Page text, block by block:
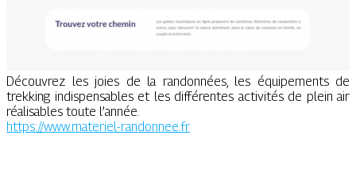
Découvrez les joies de la randonnées, les équipements de
trekking indispensables et les différentes activités de plein air
réalisables toute l’année.
https://www.materiel-randonnee.fr